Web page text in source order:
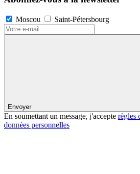
Moscou Saint-Pétersbourg
Envoyer
En soumettant un message, j'accepte règles
données personnelles